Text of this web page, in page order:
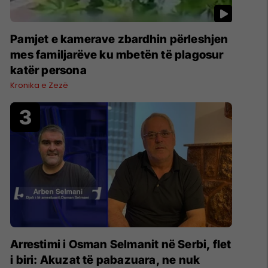
Pamjet e kamerave zbardhin përleshjen
mes familjarëve ku mbetën të plagosur
katër persona
Kronika e Zezë
Arrestimi i Osman Selmanit në Serbi, flet
i biri: Akuzat të pabazuara, ne nuk